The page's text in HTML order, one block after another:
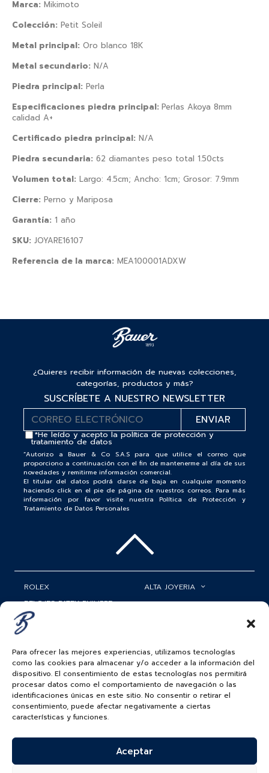
Para ofrecer las mejores experiencias, utilizamos tecnologías
como las cookies para almacenar y/o acceder a la información del
dispositivo. El consentimiento de estas tecnologías nos permitirá
procesar datos como el comportamiento de navegación o las
identificaciones únicas en este sitio. No consentir o retirar el
consentimiento, puede afectar negativamente a ciertas
características y funciones.
Aceptar
Marca: Mikimoto
Colección: Petit Soleil
Metal principal: Oro blanco 18K
Metal secundario: N/A
Piedra principal: Perla
Especificaciones piedra principal: Perlas Akoya 8mm
calidad A+
Certificado piedra principal: N/A
Piedra secundaria: 62 diamantes peso total 1.50cts
Volumen total: Largo: 4.5cm; Ancho: 1cm; Grosor: 7.9mm
Cierre: Perno y Mariposa
Garantía: 1 año
SKU: JOYARE16107
Referencia de la marca: MEA100001ADXW
¿Quieres recibir información de nuevas colecciones,
categorías, productos y más?
SUSCRÍBETE A NUESTRO NEWSLETTER
*He leído y acepto lapolítica de protección y
tratamiento de datos
“Autorizo a Bauer & Co S.A.S para que utilice el correo que
proporciono a continuación con el fin de mantenerme al día de sus
novedades y remitirme información comercial.
El titular del datos podrá darse de baja en cualquier momento
haciendo click en el pie de página de nuestros correos. Para más
información por favor visite nuestra Política de Protección y
Tratamiento de Datos Personales
ROLEX
RELOJES PATEK PHILIPPE
RELOJERÍA
ALTA JOYERIA
ACCESORIOS
BAUER NEWS
SERVICIOS
SIGUENOS EN